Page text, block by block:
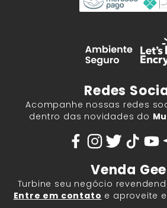
Redes
Acompanhe nossas redes
dentro das novidades do
Venda
Turbine seu negócio
Entre em contato e aproveite